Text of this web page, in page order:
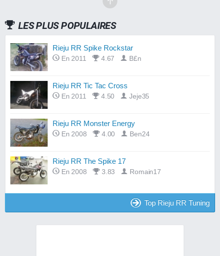
LES PLUS POPULAIRES
Rieju RR Spike Rockstar
En 2011 4.67 B£n
Rieju RR Tic Tac Cross
En 2011 4.50 Jeje35
Rieju RR Monster Energy
En 2008 4.00 Ben24
Rieju RR The Spike 17
En 2008 3.83 Romain17
Top Rieju RR Tuning